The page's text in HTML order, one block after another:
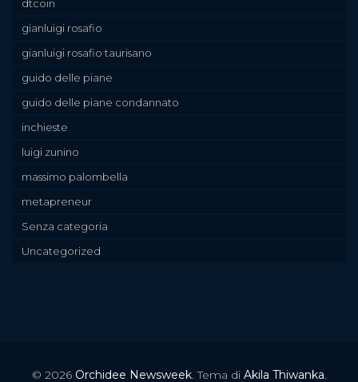
dtcoin
gianluigi rosafio
gianluigi rosafio taurisano
guido delle piane
guido delle piane condannato
inchieste
luigi zunino
massimo palombella
metapreneur
Senza categoria
Uncategorized
© 2026 Orchidee Newsweek. Tema di Akila Thiwanka.